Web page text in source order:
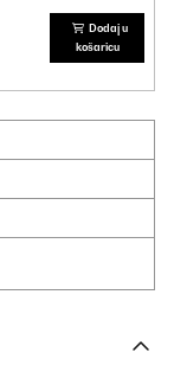
Dodaj u
košaricu